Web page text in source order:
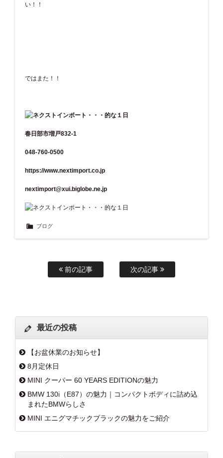
い！！
ではまた！！
春日部市増戸832-1
048-760-0500
https://www.nextimport.co.jp
nextimport@xui.biglobe.ne.jp
ブログ
前の記事 次の記事
最近の投稿
【お盆休業のお知らせ】
8月定休日
MINI クーパー 60 YEARS EDITIONの魅力
BMW 130i（E87）の魅力｜コンパクトボディに詰め込
まれたBMWらしさ
MINI エニグマチックブラックの魅力をご紹介